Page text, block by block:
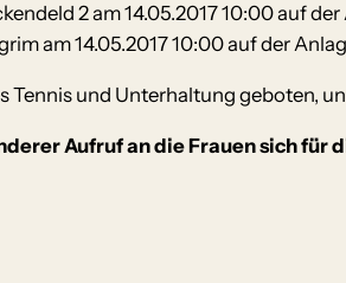
2 am 14.05.2017 10:00 auf
am 14.05.2017 10:00 auf der
Tennis und Unterhaltung geboten,
Aufruf an die Frauen sich für